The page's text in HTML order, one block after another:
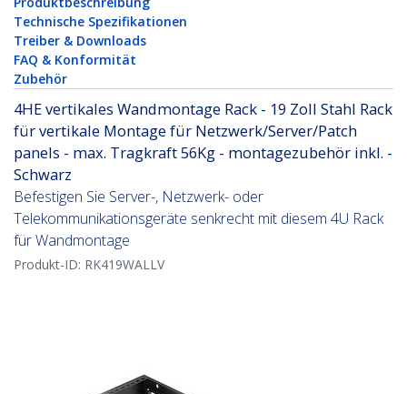
Technische Spezifikationen
Treiber & Downloads
FAQ & Konformität
Zubehör
4HE vertikales Wandmontage Rack - 19 Zoll Stahl Rack
für vertikale Montage für Netzwerk/Server/Patch
panels - max. Tragkraft 56Kg - montagezubehör inkl. -
Schwarz
Befestigen Sie Server-, Netzwerk- oder
Telekommunikationsgeräte senkrecht mit diesem 4U Rack
für Wandmontage
Produkt-ID: RK419WALLV